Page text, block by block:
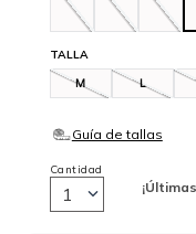
TALLA
M L
¡Últimas
Cantidad
1